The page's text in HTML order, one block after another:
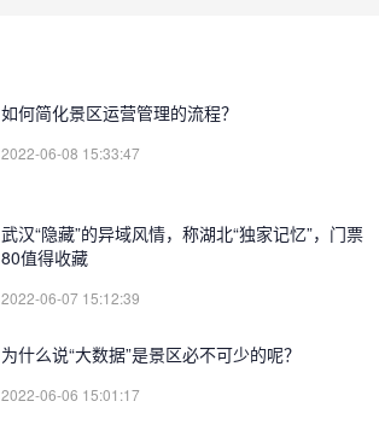
如何简化景区运营管理的流程？
2022-06-08 15:33:47
武汉“隐藏”的异域风情，称湖北“独家记忆”，门票
80值得收藏
2022-06-07 15:12:39
为什么说“大数据”是景区必不可少的呢？
2022-06-06 15:01:17